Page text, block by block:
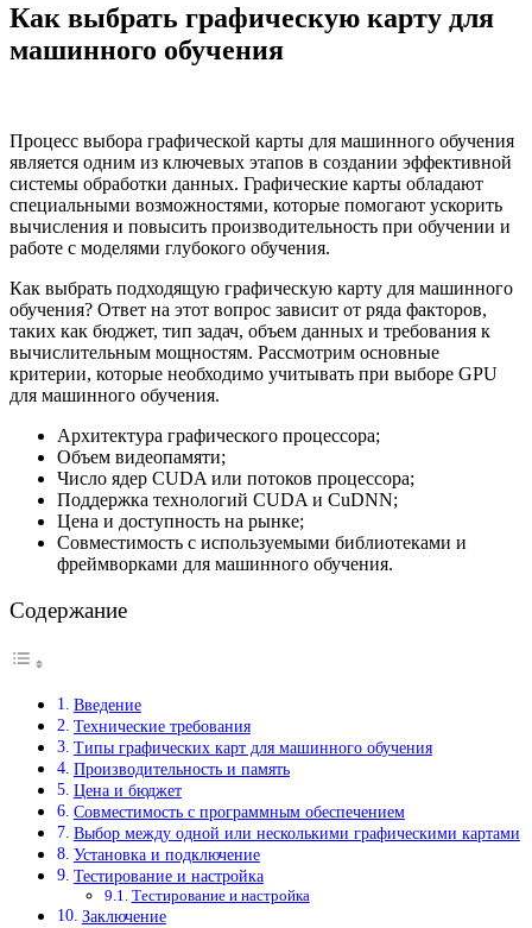
Как выбрать графическую карту для
машинного обучения
Процесс выбора графической карты для машинного обучения
является одним из ключевых этапов в создании эффективной
системы обработки данных. Графические карты обладают
специальными возможностями, которые помогают ускорить
вычисления и повысить производительность при обучении и
работе с моделями глубокого обучения.
Как выбрать подходящую графическую карту для машинного
обучения? Ответ на этот вопрос зависит от ряда факторов,
таких как бюджет, тип задач, объем данных и требования к
вычислительным мощностям. Рассмотрим основные
критерии, которые необходимо учитывать при выборе GPU
для машинного обучения.
Архитектура графического процессора;
Объем видеопамяти;
Число ядер CUDA или потоков процессора;
Поддержка технологий CUDA и CuDNN;
Цена и доступность на рынке;
Совместимость с используемыми библиотеками и
фреймворками для машинного обучения.
Содержание
Введение
Технические требования
Типы графических карт для машинного обучения
Производительность и память
Цена и бюджет
Совместимость с программным обеспечением
Выбор между одной или несколькими графическими картами
Установка и подключение
Тестирование и настройка
Тестирование и настройка
Заключение